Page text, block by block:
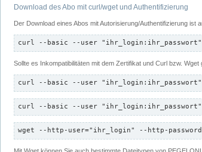
Download des Abo mit curl/wget und Authentifizierung
Der Download eines Abos mit Autorisierung/Authentifizierung ist
curl --basic --user
Sollte es Inkompatibilitäten mit dem Zertifikat und Curl bzw.
curl --basic --user
curl --basic --user
wget --http-user="ihr_login" --http-